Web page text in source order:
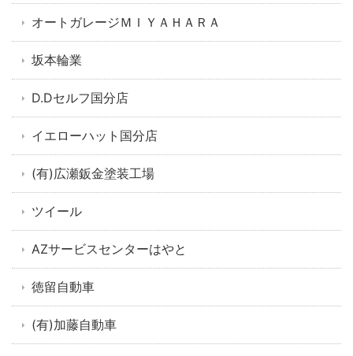
オートガレージＭＩＹＡＨＡＲＡ
坂本輪業
D.Dセルフ国分店
イエローハット国分店
(有)広瀬鈑金塗装工場
ツイール
AZサービスセンターはやと
徳留自動車
(有)加藤自動車